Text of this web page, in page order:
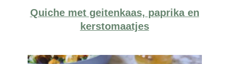
Quiche met geitenkaas, paprika en
kerstomaatjes